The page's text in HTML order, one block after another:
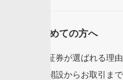
はじめての方へ
楽天証券が選ばれる理由
口座開設からお取引ま